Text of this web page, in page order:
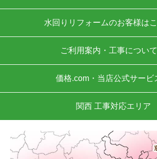
水回りリフォームのお客様は
ご利用案内・工事について
価格.com・当店公式サービ
関西 工事対応エリア